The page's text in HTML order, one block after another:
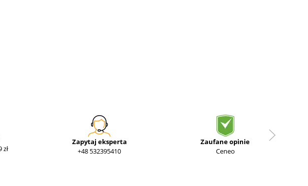
Zapytaj eksperta
+48 532395410
Zaufane opinie
Ceneo